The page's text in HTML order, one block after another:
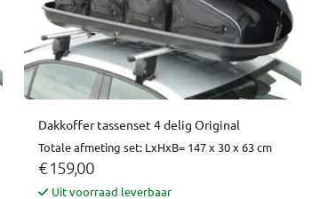
Dakkoffer tassenset 4 delig Original
Totale afmeting set: LxHxB= 147 x 30 x 63 cm
€ 159,00
Uit voorraad leverbaar